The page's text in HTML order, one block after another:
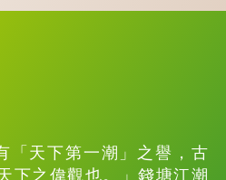
天下第一潮」之譽，古
下之偉觀也。」錢塘江潮